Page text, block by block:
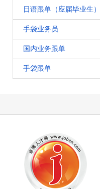
日语跟单（应届毕业生）
手袋业务员
国内业务跟单
手袋跟单